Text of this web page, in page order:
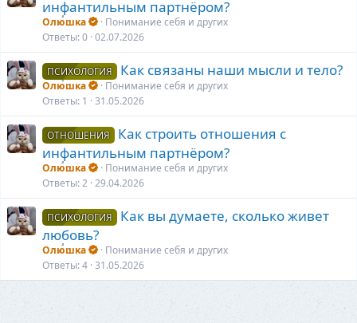
инфантильным партнёром?
Олюшка
Понимание себя и других
Ответы 0 02.07.2026
ПСИХОЛОГИЯ Как связаны наши мысли и тело?
Олюшка
Понимание себя и других
Ответы 1 31.05.2026
ОТНОШЕНИЯ
Как строить отношения с
инфантильным партнёром?
Олюшка
Понимание себя и других
Ответы 2 29.04.2026
ПСИХОЛОГИЯ
Как вы думаете, сколько живет
любовь?
Олюшка
Понимание себя и других
Ответы 4 31.05.2026